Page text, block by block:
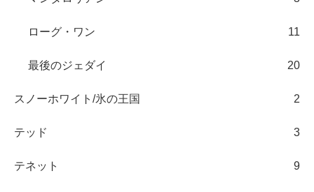
ローグ・ワン 11
最後のジェダイ 20
スノーホワイト/氷の王国 2
テッド 3
テネット 9